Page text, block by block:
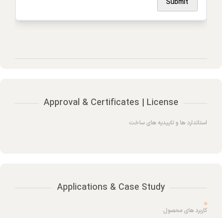
Submit
Approval & Certificates | License
استاندارد ها و تاییدیه های ساخت
Applications & Case Study
کاربرد های محصول